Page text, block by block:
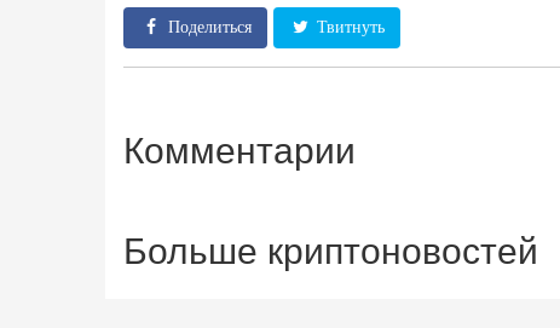
Поделиться Твитнуть
Комментарии
Больше криптоновостей